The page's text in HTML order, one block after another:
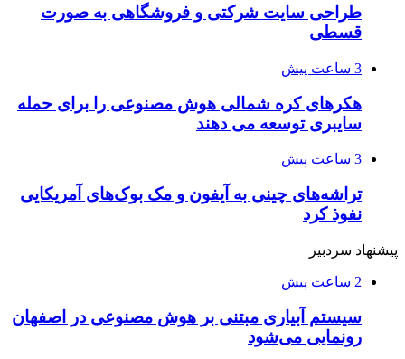
طراحی سایت شرکتی و فروشگاهی به صورت
قسطی
3 ساعت پیش
هکرهای کره شمالی هوش مصنوعی را برای حمله
سایبری توسعه می دهند
3 ساعت پیش
تراشه‌های چینی به آیفون و مک بوک‌های آمریکایی
نفوذ کرد
پیشنهاد سردبیر
2 ساعت پیش
سیستم آبیاری مبتنی بر هوش مصنوعی در اصفهان
رونمایی می‌شود